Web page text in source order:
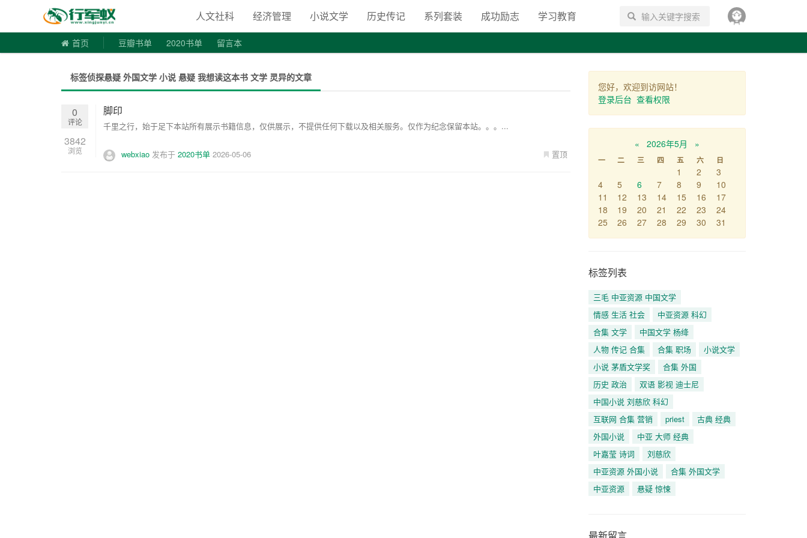
寻书令|走向自由之路
人文社科 经济管理 小说文学 历史传记 系列套装 成功励志 学习教育 搜索
首页 豆瓣书单 2020书单 留言本
标签侦探悬疑 外国文学 小说 悬疑 我想读这本书 文学 灵异的文章
0
评论
3842
浏览
脚印
千里之行，始于足下本站所有展示书籍信息，仅供展示，不提供任何下载以及相关服务。仅作为纪念保留本站。。。...
置顶
webxiao 发布于 2020书单 2026-05-06
您好，欢迎到访网站！
登录后台 查看权限
« 2026年5月 »
一 二 三 四 五 六 日
1 2
3
4
5 6 7 8 9
10
11
12 13 14 15 16
17
18
19 20 21 22 23
24
25
26 27 28 29 30 31
标签列表
三毛 中亚资源 中国文学
情感 生活 社会
中亚资源 科幻
合集 文学
中国文学 杨绛
人物 传记 合集
合集 职场
小说文学
小说 茅盾文学奖
合集 外国
历史 政治
双语 影视 迪士尼
中国小说 刘慈欣 科幻
互联网 合集 营销
priest
古典 经典
外国小说
中亚 大师 经典
叶嘉莹 诗词
刘慈欣
中亚资源 外国小说
合集 外国文学
中亚资源
悬疑 惊悚